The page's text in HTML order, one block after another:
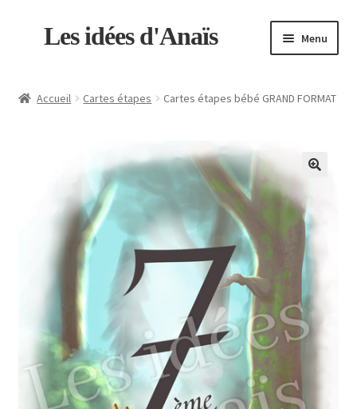
navigation
Les idées d'Anaïs Menu
Mon compte
Validation de la commande
Accueil Cartes étapes Cartes étapes bébé GRAND FORMAT